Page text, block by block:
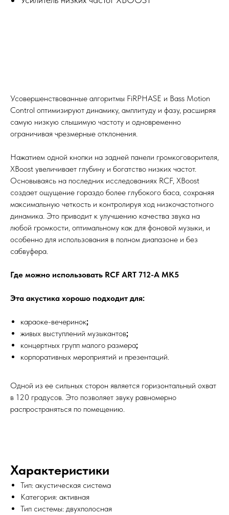
Усовершенствованные алгоритмы FiRPHASE и Bass Motion
Control оптимизируют динамику, амплитуду и фазу, расширяя
самую низкую слышимую частоту и одновременно
ограничивая чрезмерные отклонения.
Нажатием одной кнопки на задней панели громкоговорителя,
XBoost увеличивает глубину и богатство низких частот.
Основываясь на последних исследованиях RCF, XBoost
создает ощущение гораздо более глубокого баса, сохраняя
максимальную четкость и контролируя ход низкочастотного
динамика. Это приводит к улучшению качества звука на
любой громкости, оптимальному как для фоновой музыки, и
особенно для использования в полном диапазоне и без
сабвуфера.
Где можно использовать RCF ART 712-A MK5
Эта акустика хорошо подходит для:
караоке-вечеринок;
живых выступлений музыкантов;
концертных групп малого размера;
корпоративных мероприятий и презентаций.
Одной из ее сильных сторон является горизонтальный охват
в 120 градусов. Это позволяет звуку равномерно
распространяться по помещению.
Характеристики
Тип: акустическая система
Категория: активная
Тип системы: двухполосная